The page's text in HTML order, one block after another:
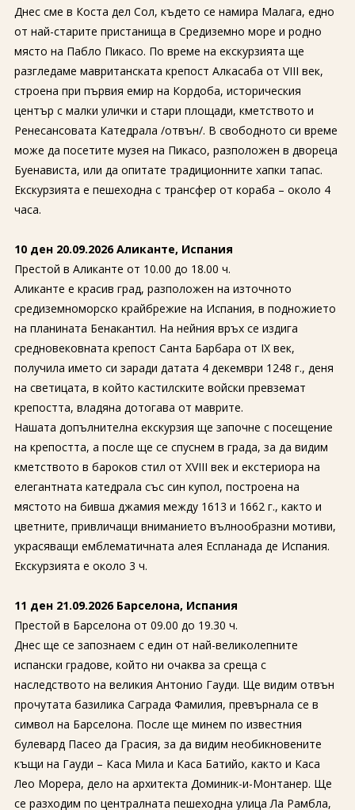
Днес сме в Коста дел Сол, където се намира Малага, едно
от най-старите пристанища в Средиземно море и родно
място на Пабло Пикасо. По време на екскурзията ще
разгледаме мавританската крепост Алкасаба от VIII век,
строена при първия емир на Кордоба, историческия
център с малки улички и стари площади, кметството и
Ренесансовата Катедрала /отвън/. В свободното си време
може да посетите музея на Пикасо, разположен в двореца
Буенависта, или да опитате традиционните хапки тапас.
Екскурзията е пешеходна с трансфер от кораба – около 4
часа.
10 ден 20.09.2026 Аликанте, Испания
Престой в Аликанте от 10.00 до 18.00 ч.
Аликанте е красив град, разположен на източното
средиземноморско крайбрежие на Испания, в подножието
на планината Бенакантил. На нейния връх се издига
средновековната крепост Санта Барбара от IX век,
получила името си заради датата 4 декември 1248 г., деня
на светицата, в който кастилските войски превземат
крепостта, владяна дотогава от маврите.
Нашата допълнителна екскурзия ще започне с посещение
на крепостта, а после ще се спуснем в града, за да видим
кметството в бароков стил от XVIII век и екстериора на
елегантната катедрала със син купол, построена на
мястото на бивша джамия между 1613 и 1662 г., както и
цветните, привличащи вниманието вълнообразни мотиви,
украсяващи емблематичната алея Еспланада де Испания.
Екскурзията е около 3 ч.
11 ден 21.09.2026 Барселона, Испания
Престой в Барселона от 09.00 до 19.30 ч.
Днес ще се запознаем с един от най-великолепните
испански градове, който ни очаква за среща с
наследството на великия Антонио Гауди. Ще видим отвън
прочутата базилика Саграда Фамилия, превърнала се в
символ на Барселона. После ще минем по известния
булевард Пасео да Грасия, за да видим необикновените
къщи на Гауди – Каса Мила и Каса Батийо, както и Каса
Лео Морера, дело на архитекта Доминик-и-Монтанер. Ще
се разходим по централната пешеходна улица Ла Рамбла,